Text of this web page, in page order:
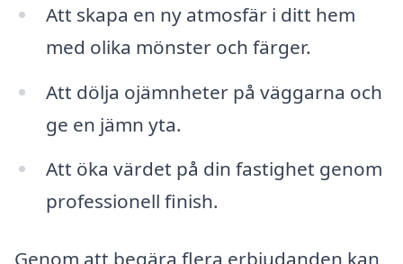
Att skapa en ny atmosfär i ditt hem
med olika mönster och färger.
Att dölja ojämnheter på väggarna och
ge en jämn yta.
Att öka värdet på din fastighet genom
professionell finish.
Genom att begära flera erbjudanden kan